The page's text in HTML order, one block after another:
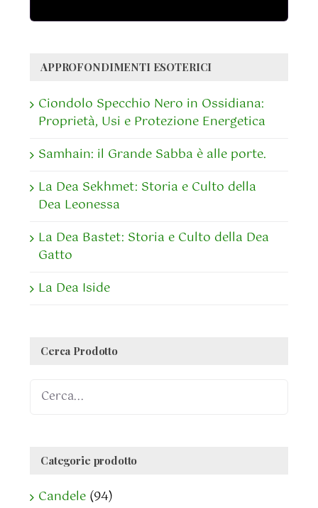
APPROFONDIMENTI ESOTERICI
Ciondolo Specchio Nero in Ossidiana:
Proprietà, Usi e Protezione Energetica
Samhain: il Grande Sabba è alle porte.
La Dea Sekhmet: Storia e Culto della
Dea Leonessa
La Dea Bastet: Storia e Culto della Dea
Gatto
La Dea Iside
Cerca Prodotto
Categorie prodotto
Candele (94)